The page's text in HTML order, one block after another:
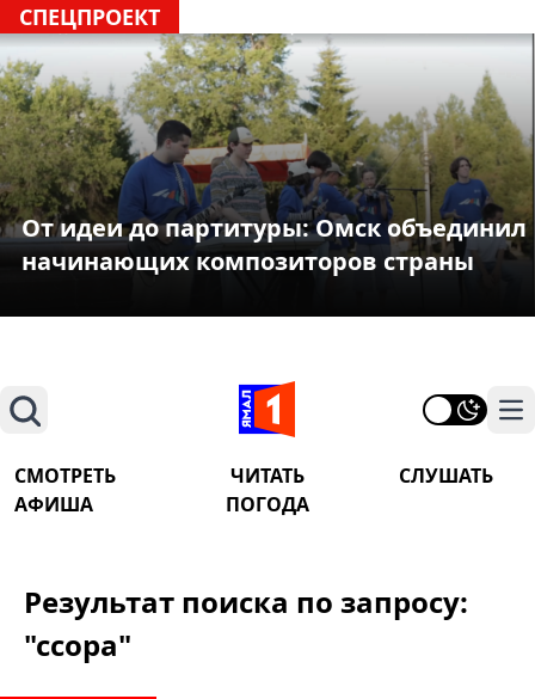
СПЕЦПРОЕКТ
От идеи до партитуры: Омск объединил
начинающих композиторов страны
Поиск
СМОТРЕТЬ ЧИТАТЬ
СЛУШАТЬ
АФИША
ПОГОДА
Результат поиска по запросу:
"ссора"